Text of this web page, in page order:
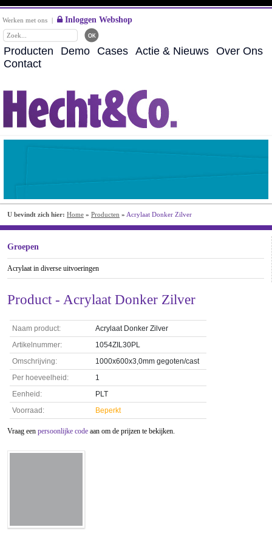
Werken met ons | Inloggen Webshop
Producten Demo Cases Actie & Nieuws Over Ons
Contact
U bevindt zich hier: Home » Producten » Acrylaat Donker Zilver
Groepen
Acrylaat in diverse uitvoeringen
Product - Acrylaat Donker Zilver
Naam product:
Acrylaat Donker Zilver
Artikelnummer:
1054ZIL30PL
Omschrijving:
1000x600x3,0mm gegoten/cast
Per hoeveelheid:
1
Eenheid:
PLT
Voorraad:
Beperkt
Vraag een persoonlijke code aan om de prijzen te bekijken.